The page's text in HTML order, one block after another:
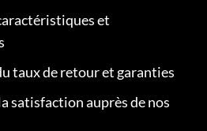
et
taux de retour et garanties
satisfaction auprès de nos